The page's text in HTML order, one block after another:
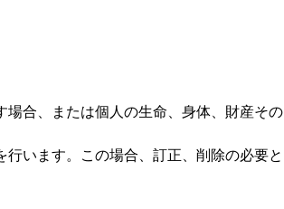
合、または個人の生命、身体、財産その
います。この場合、訂正、削除の必要と